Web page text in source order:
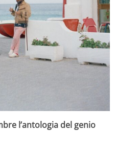
l’antologia del genio